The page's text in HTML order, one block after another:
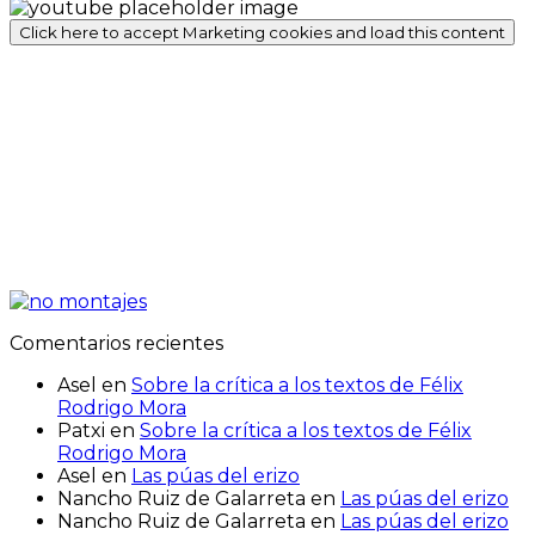
Click here to accept Marketing cookies and load this content
Comentarios recientes
Asel en Sobre la crítica a los textos de Félix
Rodrigo Mora
Patxi en Sobre la crítica a los textos de Félix
Rodrigo Mora
Asel en Las púas del erizo
Nancho Ruiz de Galarreta en Las púas del erizo
Nancho Ruiz de Galarreta en Las púas del erizo